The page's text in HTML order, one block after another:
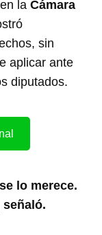
en laCámara
sin
aplicar ante
diputados.
lo merece.
señaló.